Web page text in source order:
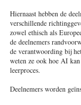
Hiernaast hebben de
verschillende
zowel ethisch als
de deelnemers
de verantwoording bij
weten ze ook hoe AI
leerproces.
Deelnemers worden